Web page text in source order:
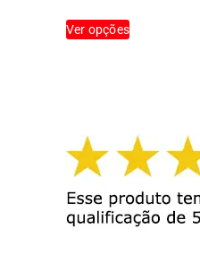
Ver opçõesproduto
opções
podem
ser
escolhidas
na